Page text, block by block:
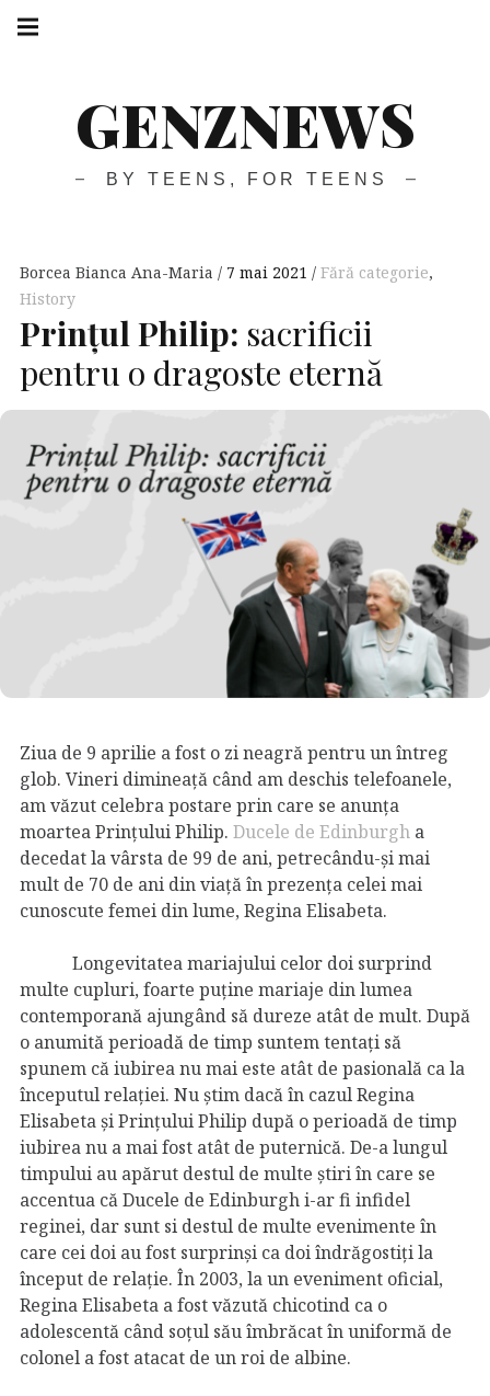
GENZNEWS
BY TEENS, FOR TEENS
Borcea Bianca Ana-Maria 7 mai 2021 Fără categorie,
History
Prințul Philip: sacrificii
pentru o dragoste eternă
Ziua de 9 aprilie a fost o zi neagră pentru un întreg
glob. Vineri dimineață când am deschis telefoanele,
am văzut celebra postare prin care se anunța
moartea Prințului Philip. Ducele de Edinburgh a
decedat la vârsta de 99 de ani, petrecându-și mai
mult de 70 de ani din viață în prezența celei mai
cunoscute femei din lume, Regina Elisabeta.
Longevitatea mariajului celor doi surprind
multe cupluri, foarte puține mariaje din lumea
contemporană ajungând să dureze atât de mult. După
o anumită perioadă de timp suntem tentați să
spunem că iubirea nu mai este atât de pasională ca la
începutul relației. Nu știm dacă în cazul Regina
Elisabeta și Prințului Philip după o perioadă de timp
iubirea nu a mai fost atât de puternică. De-a lungul
timpului au apărut destul de multe știri în care se
accentua că Ducele de Edinburgh i-ar fi infidel
reginei, dar sunt si destul de multe evenimente în
care cei doi au fost surprinși ca doi îndrăgostiți la
început de relație. În 2003, la un eveniment oficial,
Regina Elisabeta a fost văzută chicotind ca o
adolescentă când soțul său îmbrăcat în uniformă de
colonel a fost atacat de un roi de albine.